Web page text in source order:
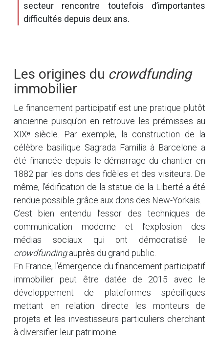
secteur rencontre toutefois d’importantes
difficultés depuis deux ans.
Les origines du crowdfunding
immobilier
Le financement participatif est une pratique plutôt
ancienne puisqu’on en retrouve les prémisses au
XIXᵉ siècle. Par exemple, la construction de la
célèbre basilique Sagrada Familia à Barcelone a
été financée depuis le démarrage du chantier en
1882 par les dons des fidèles et des visiteurs. De
même, l’édification de la statue de la Liberté a été
rendue possible grâce aux dons des New-Yorkais.
C’est bien entendu l’essor des techniques de
communication moderne et l’explosion des
médias sociaux qui ont démocratisé le
crowdfundingauprès du grand public.
En France, l’émergence du financement participatif
immobilier peut être datée de 2015 avec le
développement de plateformes spécifiques
mettant en relation directe les monteurs de
projets et les investisseurs particuliers cherchant
à diversifier leur patrimoine.